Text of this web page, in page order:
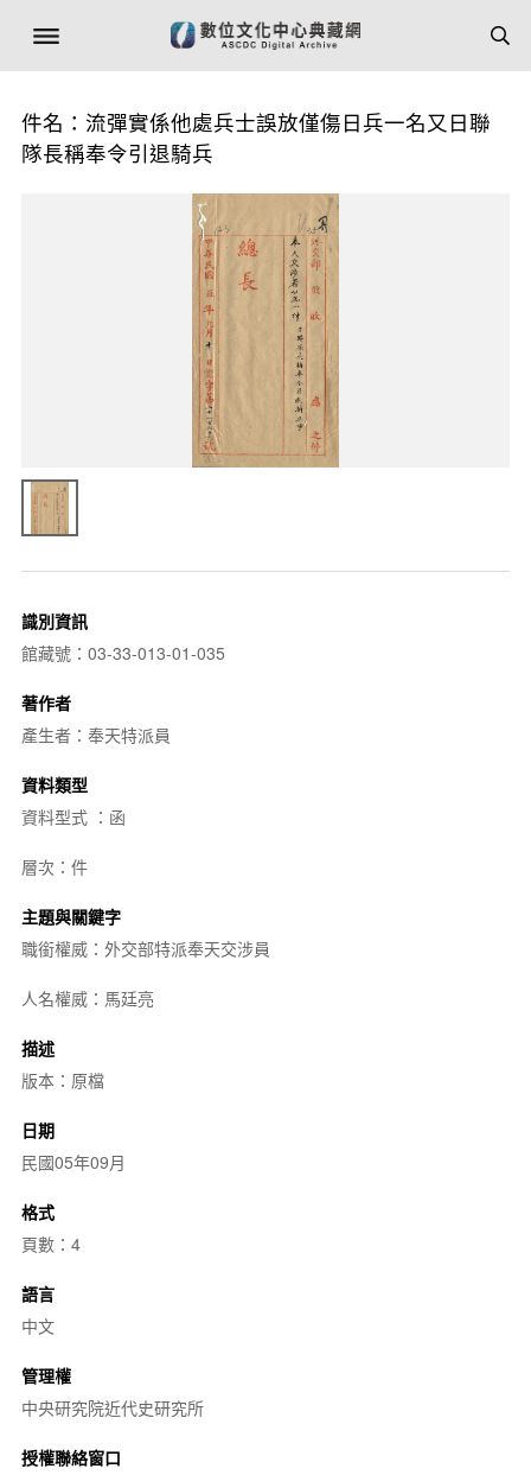
件名：流彈實係他處兵士誤放僅傷日兵一名又日聯
隊長稱奉令引退騎兵
識別資訊
館藏號：03-33-013-01-035
著作者
產生者：奉天特派員
資料類型
資料型式 ：函
層次：件
主題與關鍵字
職銜權威：外交部特派奉天交涉員
人名權威：馬廷亮
描述
版本：原檔
日期
民國05年09月
格式
頁數：4
語言
中文
管理權
中央研究院近代史研究所
授權聯絡窗口